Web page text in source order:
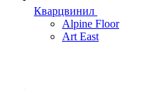
Кварцвинил
Alpine Floor
Art East